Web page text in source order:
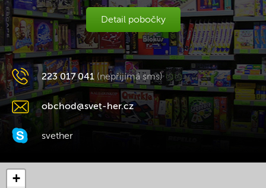
Detail pobočky
223 017 041 (nepřijímá sms)
obchod@svet-her.cz
svether
+